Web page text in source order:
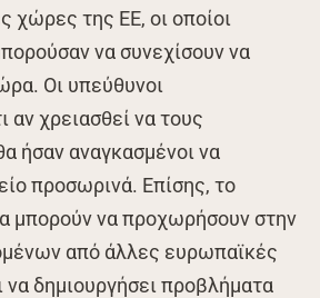
χώρες της ΕΕ, οι οποίοι
να συνεχίσουν να
Οι υπεύθυνοι
αν χρειασθεί να τους
ήσαν αναγκασμένοι να
προσωρινά. Επίσης, το
μπορούν να προχωρήσουν στην
από άλλες ευρωπαϊκές
δημιουργήσει προβλήματα